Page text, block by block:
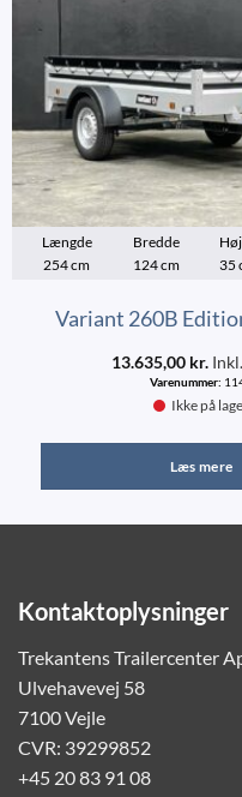
Længde
254 cm
Bredde
124 cm
35
Variant 260B
13.635,00 kr.
Varenummer:
Ikke på
Læs mere
Kontaktoplysninger
Trekantens Trailercenter
Ulvehavevej 58
7100 Vejle
CVR: 39299852
+45 20 83 91 08